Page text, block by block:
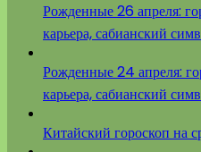
Рожденные 26 апреля:
карьера, сабианский
Рожденные 24 апреля:
карьера, сабианский
Китайский гороскоп на